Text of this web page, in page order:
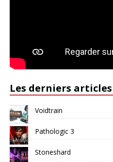
Les derniers articles
Voidtrain
Pathologic 3
Stoneshard